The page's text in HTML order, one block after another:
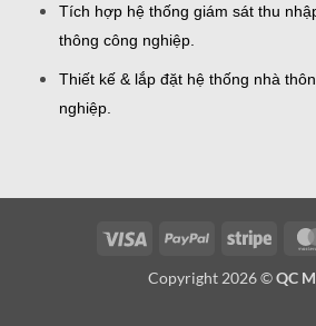
Tích hợp hệ thống giám sát thu
thông công nghiệp.
Thiết kế & lắp đặt hệ thống nhà
nghiệp.
Visa PayPal Stripe
Copyright 2026 ©QC